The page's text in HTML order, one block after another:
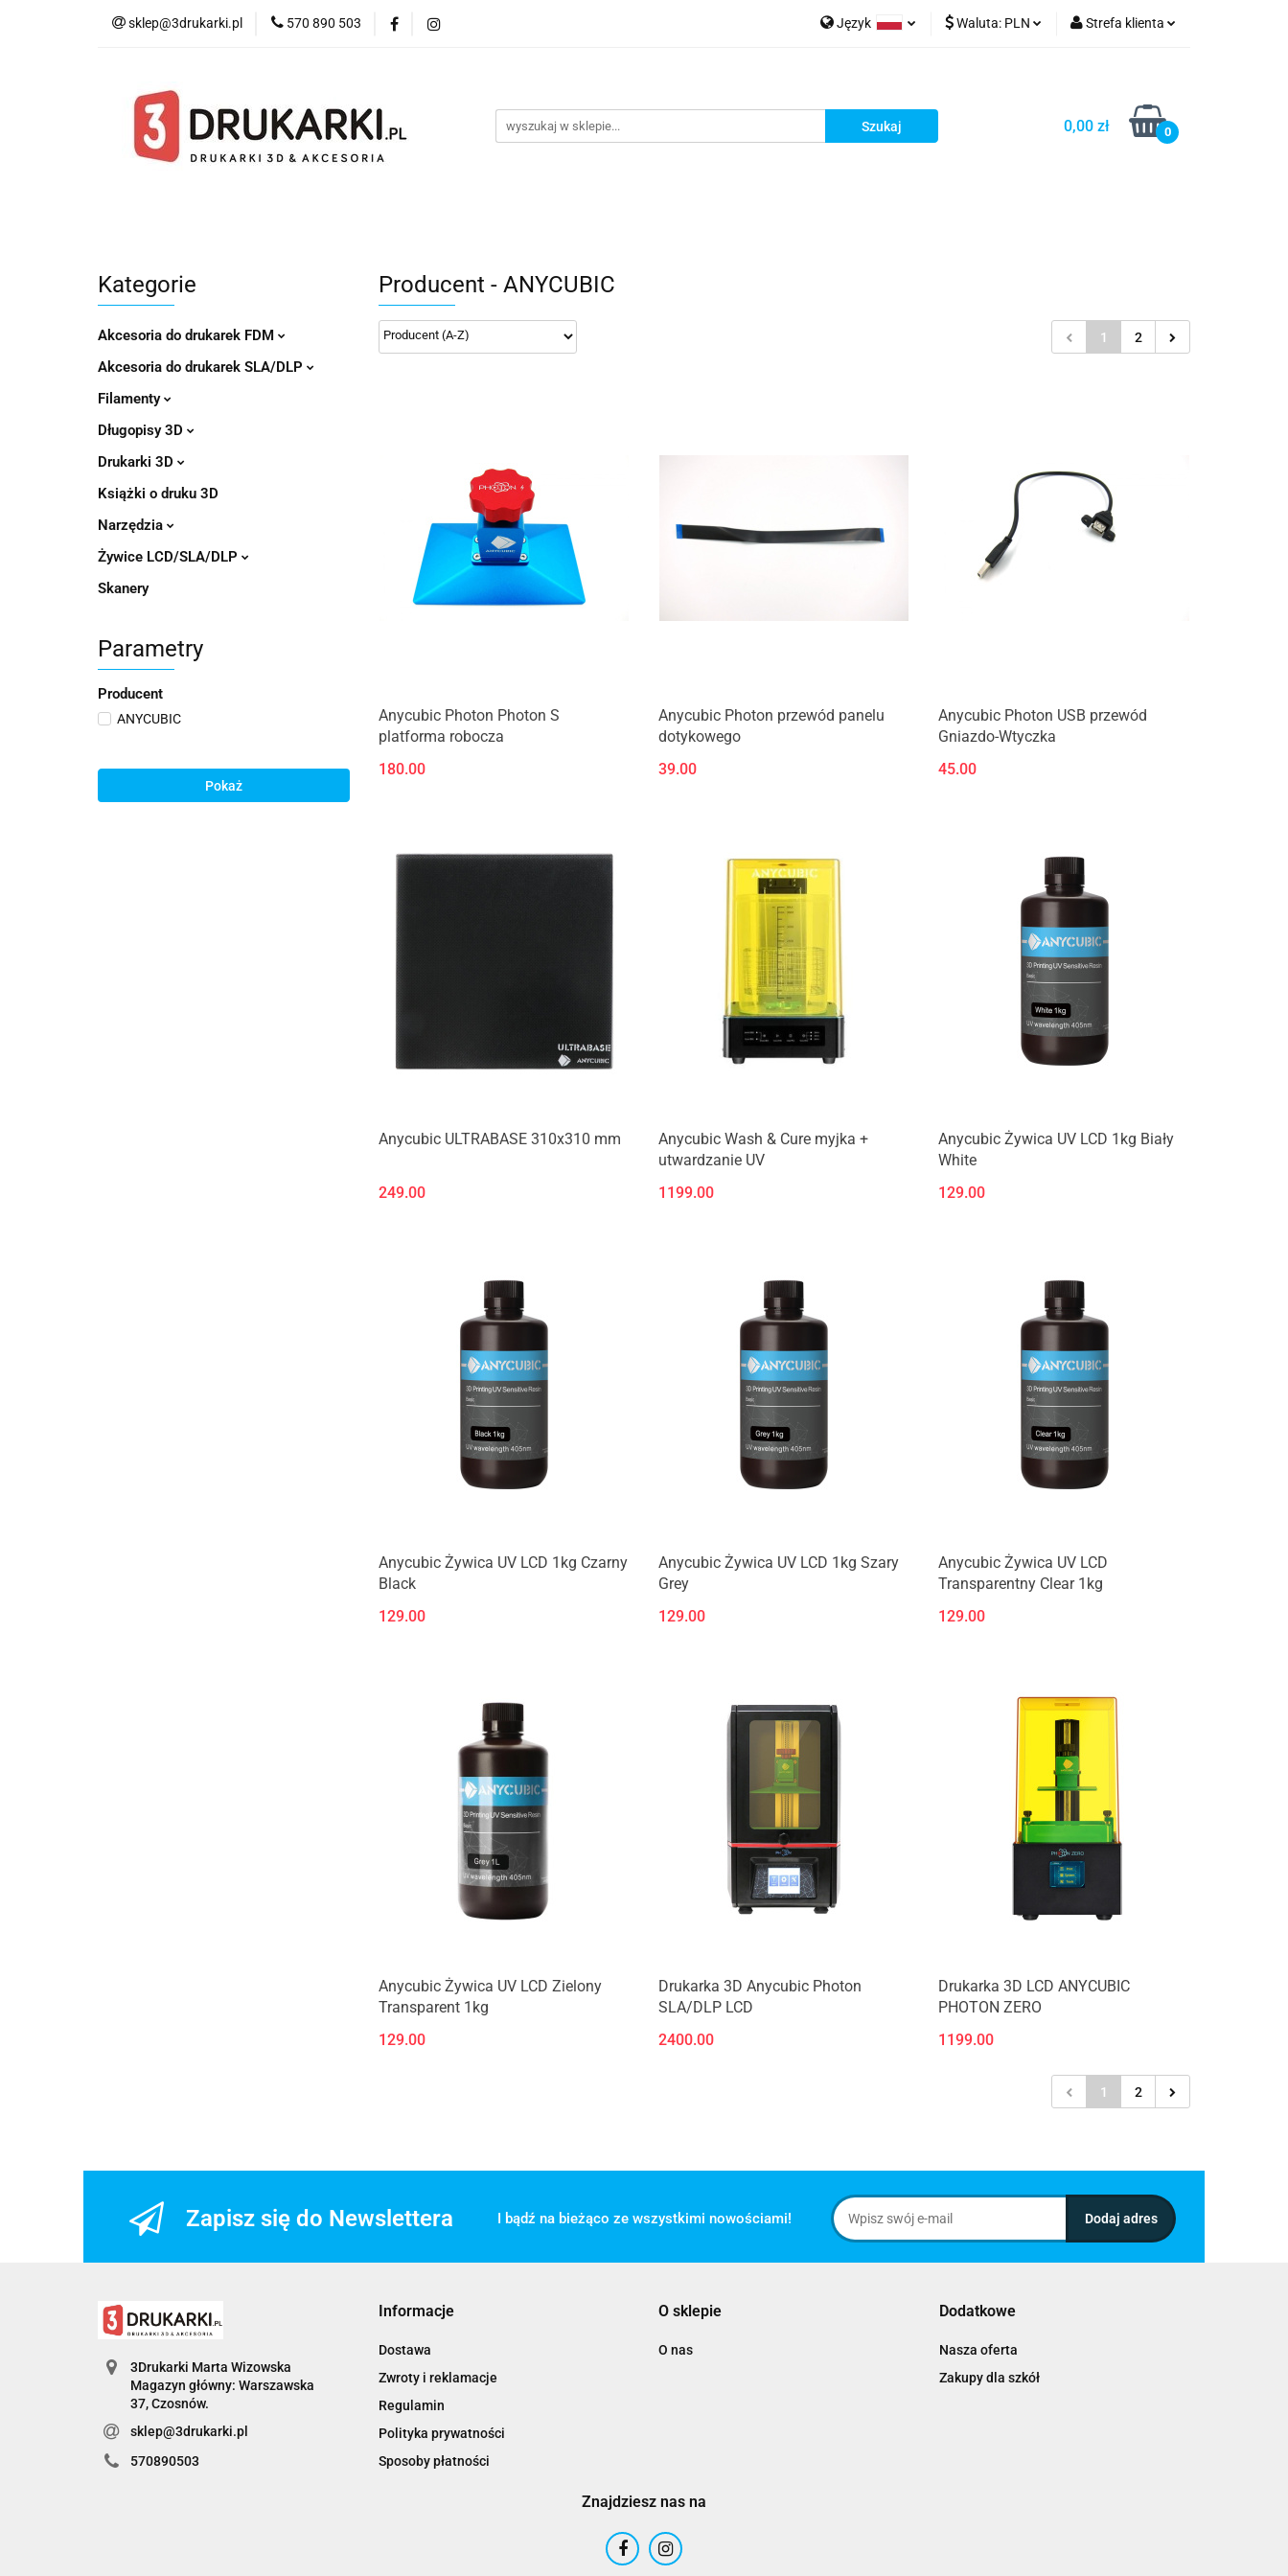
sklep@3drukarki.pl 570 890 503 Język
German
Waluta: PLN Strefa klienta
Zarejestruj się
Dodaj zgłoszenie
0,00 zł 0
Blog Bestsellery Zamów wydruk
Kategorie
Akcesoria do drukarek FDM
Akcesoria do drukarek SLA/DLP
Filamenty
Długopisy 3D
Drukarki 3D
Książki o druku 3D
Narzędzia
Żywice LCD/SLA/DLP
Skanery
Parametry
Producent
ANYCUBIC
Pokaż
Producent - ANYCUBIC
1 2
Produkt niedostępny
Anycubic Photon Photon S
platforma robocza
180.00
Produkt niedostępny
Anycubic Photon przewód panelu
dotykowego
39.00
Produkt niedostępny
Anycubic Photon USB przewód
Gniazdo-Wtyczka
45.00
Produkt niedostępny
Anycubic ULTRABASE 310x310 mm
249.00
Produkt niedostępny
Anycubic Wash & Cure myjka +
utwardzanie UV
1199.00
Produkt niedostępny
Anycubic Żywica UV LCD 1kg Biały
White
129.00
Produkt niedostępny
Anycubic Żywica UV LCD 1kg Czarny
Black
129.00
Produkt niedostępny
Anycubic Żywica UV LCD 1kg Szary
Grey
129.00
Produkt niedostępny
Anycubic Żywica UV LCD
Transparentny Clear 1kg
129.00
Produkt niedostępny
Anycubic Żywica UV LCD Zielony
Transparent 1kg
129.00
Produkt niedostępny
Drukarka 3D Anycubic Photon
SLA/DLP LCD
2400.00
Produkt niedostępny
Drukarka 3D LCD ANYCUBIC
PHOTON ZERO
1199.00
1 2
Zapisz się do Newslettera I bądź na bieżąco ze wszystkimi nowościami!
3Drukarki Marta Wizowska
Magazyn główny: Warszawska
sklep@3drukarki.pl
570890503
Informacje
Dostawa
Zwroty i reklamacje
Regulamin
Polityka prywatności
Sposoby płatności
O sklepie
O nas
Dodatkowe
Nasza oferta
Zakupy dla szkół
Znajdziesz nas na